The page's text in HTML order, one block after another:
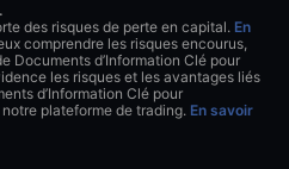
des risques de perte en capital. En
comprendre les risques encourus,
Documents d’Information Clé pour
les risques et les avantages liés
d’Information Clé pour
plateforme de trading. En savoir